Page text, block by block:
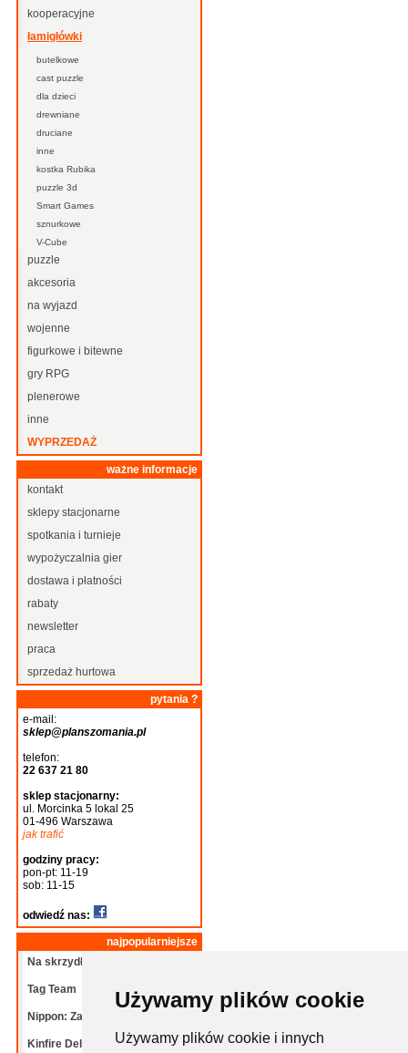
Używamy plików cookie
Używamy plików cookie i innych
kooperacyjne
łamigłówki
butelkowe
cast puzzle
dla dzieci
drewniane
druciane
inne
kostka Rubika
puzzle 3d
Smart Games
sznurkowe
V-Cube
puzzle
akcesoria
na wyjazd
wojenne
figurkowe i bitewne
gry RPG
plenerowe
inne
WYPRZEDAŻ
ważne informacje
kontakt
sklepy stacjonarne
spotkania i turnieje
wypożyczalnia gier
dostawa i płatności
rabaty
newsletter
praca
sprzedaż hurtowa
pytania ?
e-mail:
sklep@planszomania.pl
telefon:
22 637 21 80
sklep stacjonarny:
ul. Morcinka 5 lokal 25
01-496 Warszawa
jak trafić
godziny pracy:
pon-pt: 11-19
sob: 11-15
odwiedź nas:
najpopularniejsze
Na skrzydłach: Ptaki
Tag Team
Nippon: Zaibatsu
Kinfire Delve: Grota